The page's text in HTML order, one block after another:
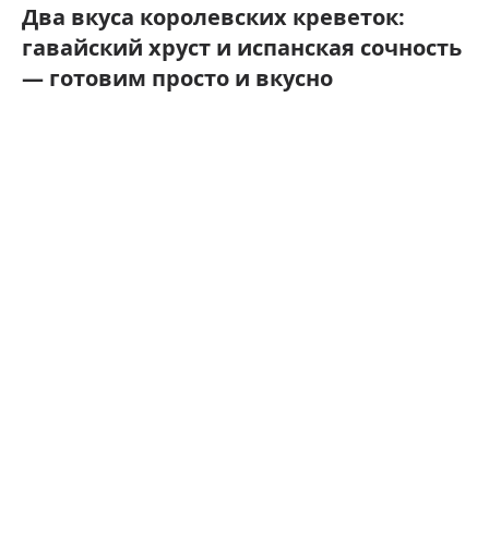
Два вкуса королевских креветок:
гавайский хруст и испанская сочность
— готовим просто и вкусно